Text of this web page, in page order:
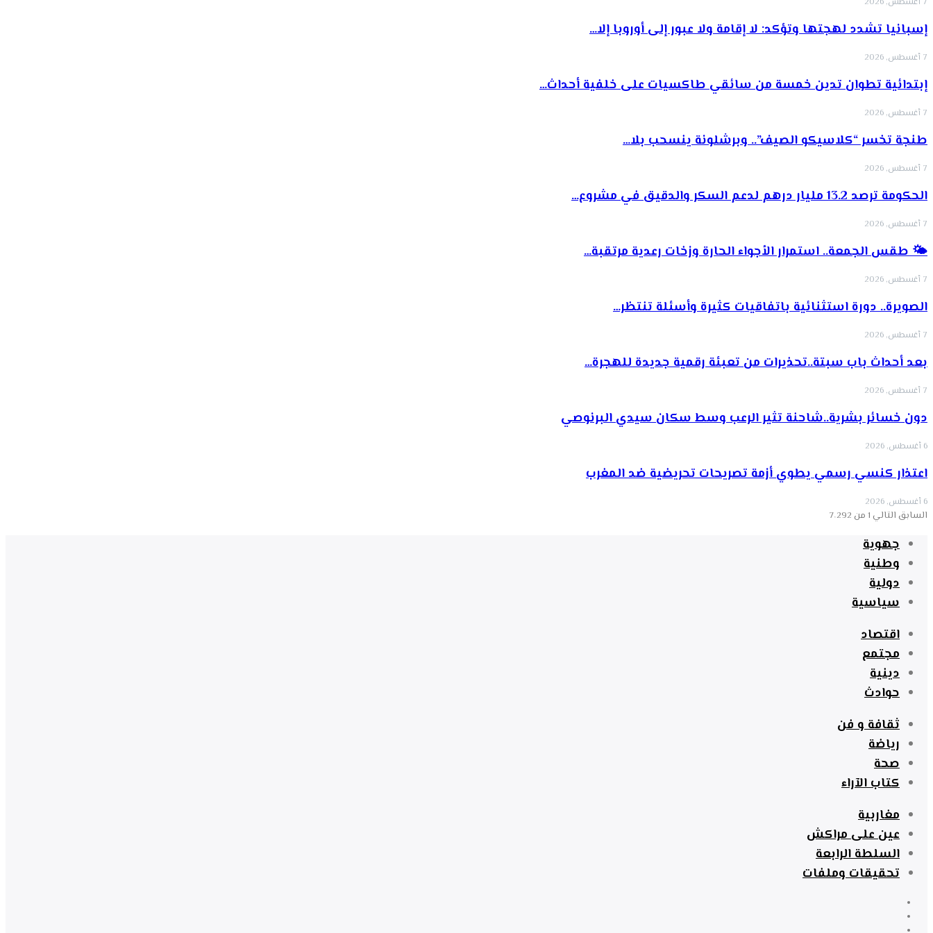
إسبانيا تشدد لهجتها وتؤكد: لا إقامة ولا عبور إلى أوروبا إلا…
7 أغسطس, 2026
إبتدائية تطوان تدين خمسة من سائقي طاكسيات على خلفية أحداث…
7 أغسطس, 2026
طنجة تخسر “كلاسيكو الصيف”.. وبرشلونة ينسحب بلا…
7 أغسطس, 2026
الحكومة ترصد 13.2 مليار درهم لدعم السكر والدقيق في مشروع…
7 أغسطس, 2026
🌤️ طقس الجمعة.. استمرار الأجواء الحارة وزخات رعدية مرتقبة…
7 أغسطس, 2026
الصويرة.. دورة استثنائية باتفاقيات كثيرة وأسئلة تنتظر…
7 أغسطس, 2026
بعد أحداث باب سبتة..تحذيرات من تعبئة رقمية جديدة للهجرة…
7 أغسطس, 2026
دون خسائر بشرية..شاحنة تثير الرعب وسط سكان سيدي البرنوصي
6 أغسطس, 2026
اعتذار كنسي رسمي يطوي أزمة تصريحات تحريضية ضد المغرب
6 أغسطس, 2026
السابق التالي 1 من 7٬292
جهوية
وطنية
دولية
سياسية
اقتصاد
مجتمع
دينية
حوادث
ثقافة و فن
رياضة
صحة
كتاب الآراء
مغاربية
عين على مراكش
السلطة الرابعة
تحقيقات وملفات